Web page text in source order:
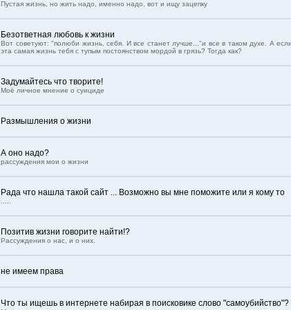
Пустая жизнь, но жить надо, именно надо, вот и ищу зацепку
Безответная любовь к жизни
Вот советуют: "полюби жизнь, себя. И все станет лучше..."и все в таком духе. А
эта самая жизнь тебя с тупым постоянством мордой в грязь? Тогда как?
Задумайтесь что творите!
Моё личное мнение о суициде
Размышления о жизни
А оно надо?
рассуждения мои о жизни
Рада что нашла такой сайт ... Возможно вы мне поможите или я кому то
Позитив жизни говорите найти!?
Рассуждения о нас, и о них.
не имеем права
Что ты ищешь в интернете набирая в поисковике слово "самоубийство"?